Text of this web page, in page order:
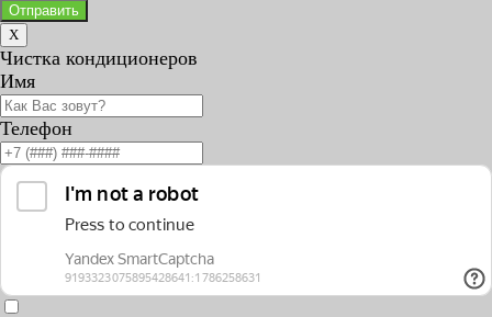
Отправить
X
Чистка кондиционеров
Имя
Телефон